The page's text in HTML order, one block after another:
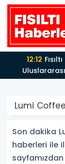
12:12
Lumi
Son dakika
haberleri ile